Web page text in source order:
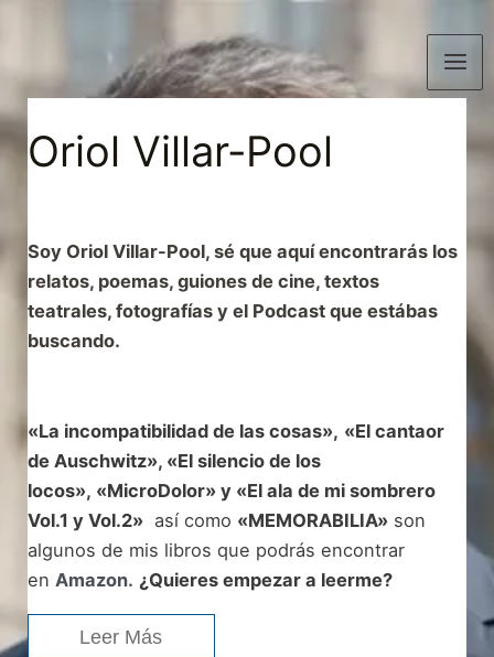
contenido
Oriol Villar-Pool
Soy Oriol Villar-Pool, sé que aquí encontrarás los
relatos, poemas, guiones de cine, textos
teatrales, fotografías y el Podcast que estábas
buscando.
«La incompatibilidad de las cosas», «El cantaor
de Auschwitz», «El silencio de los
locos», «MicroDolor» y «El ala de mi sombrero
Vol.1 y Vol.2»así como «MEMORABILIA»son
algunos de mis libros que podrás encontrar
en Amazon. ¿Quieres empezar a leerme?
Leer Más